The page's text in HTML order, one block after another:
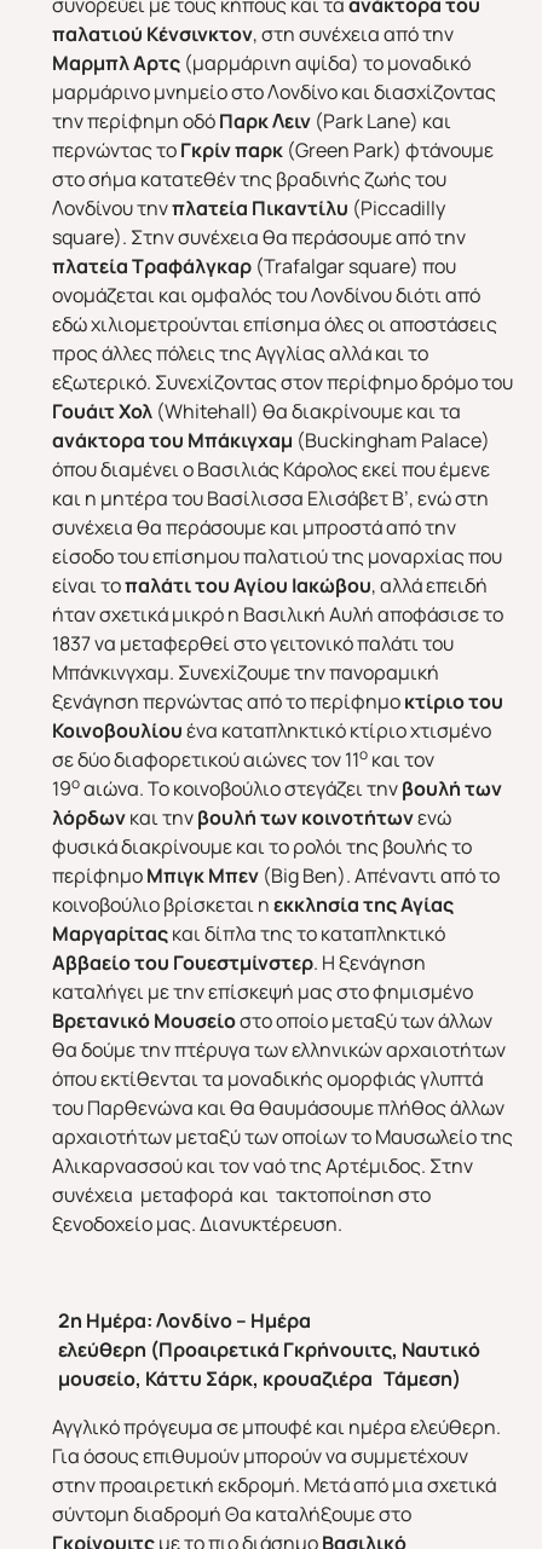
Απευθείας απο Ηράκλειο Εκτός Ευρώπης
παλατιού Κένσινκτον, στη συνέχεια από την
Μαρμπλ Αρτς(μαρμάρινη αψίδα) το μοναδικό
μαρμάρινο μνημείο στο Λονδίνο και διασχίζοντας
την περίφημη οδόΠαρκ Λειν(Park Lane) και
περνώντας τοΓκρίν παρκ(Green Park) φτάνουμε
στο σήμα κατατεθέν της βραδινής ζωής του
Λονδίνου τηνπλατεία Πικαντίλυ (Piccadilly
square). Στην συνέχεια θα περάσουμε από την
πλατεία Τραφάλγκαρ(Trafalgar square) που
ονομάζεται και ομφαλός του Λονδίνου διότι από
εδώ χιλιομετρούνται επίσημα όλες οι αποστάσεις
προς άλλες πόλεις της Αγγλίας αλλά και το
εξωτερικό. Συνεχίζοντας στον περίφημο δρόμο του
Γουάιτ Χολ(Whitehall) θα διακρίνουμε και τα
ανάκτορα του Μπάκιγχαμ (Buckingham Palace)
όπου διαμένει ο Βασιλιάς Κάρολος εκεί που έμενε
και η μητέρα του Βασίλισσα Ελισάβετ Β’, ενώ στη
συνέχεια θα περάσουμε και μπροστά από την
είσοδο του επίσημου παλατιού της μοναρχίας που
είναι τοπαλάτι του Αγίου Ιακώβου, αλλά επειδή
ήταν σχετικά μικρό η Βασιλική Αυλή αποφάσισε το
1837 να μεταφερθεί στο γειτονικό παλάτι του
Μπάνκινγχαμ. Συνεχίζουμε την πανοραμική
ξενάγηση περνώντας από το περίφημοκτίριο του
Κοινοβουλίουένα καταπληκτικό κτίριο χτισμένο
σε δύο διαφορετικού αιώνες τον 11οκαι τον
19οαιώνα. Το κοινοβούλιο στεγάζει τηνβουλή των
λόρδωνκαι τηνβουλή των κοινοτήτωνενώ
φυσικά διακρίνουμε και το ρολόι της βουλής το
περίφημοΜπιγκ Μπεν(Big Ben). Απέναντι από το
κοινοβούλιο βρίσκεται ηεκκλησία της Αγίας
Μαργαρίταςκαι δίπλα της το καταπληκτικό
Αββαείο του Γουεστμίνστερ. Η ξενάγηση
καταλήγει με την επίσκεψή μας στο φημισμένο
Βρετανικό Μουσείοστο οποίο μεταξύ των άλλων
θα δούμε την πτέρυγα των ελληνικών αρχαιοτήτων
όπου εκτίθενται τα μοναδικής ομορφιάς γλυπτά
του Παρθενώνα και θα θαυμάσουμε πλήθος άλλων
αρχαιοτήτων μεταξύ των οποίων το Μαυσωλείο της
Αλικαρνασσού και τον ναό της Αρτέμιδος. Στην
συνέχεια μεταφορά και τακτοποίηση στο
ξενοδοχείο μας. Διανυκτέρευση.
2η Ημέρα:Λονδίνο – Ημέρα
ελεύθερη (Προαιρετικά Γκρήνουιτς, Ναυτικό
μουσείο, Κάττυ Σάρκ, κρουαζιέρα Τάμεση)
Αγγλικό πρόγευμα σε μπουφέ και ημέρα ελεύθερη.
Για όσους επιθυμούν μπορούν να συμμετέχουν
στην προαιρετική εκδρομή. Μετά από μια σχετικά
σύντομη διαδρομή Θα καταλήξουμε στο
Γκρίνουιτςμε το πιο διάσημοΒασιλικό